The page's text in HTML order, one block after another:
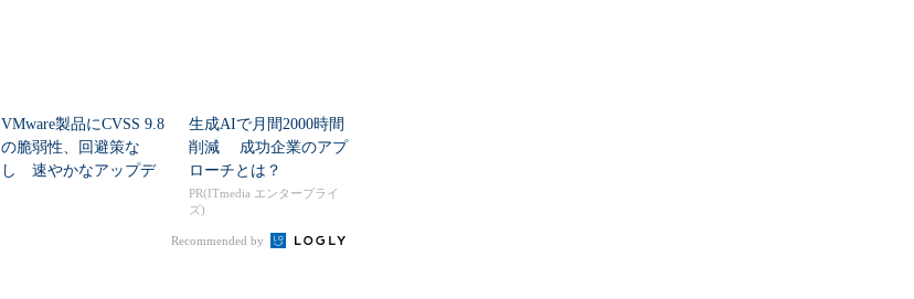
VMware製品にCVSS 9.8
の脆弱性、回避策な
し 速やかなアップデ
生成AIで月間2000時間
削減 成功企業のアプ
ローチとは？
PR(ITmedia エンタープライ
ズ)
Recommended by